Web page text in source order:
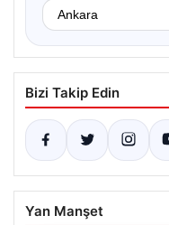
Bizi Takip Edin
Yan Manşet